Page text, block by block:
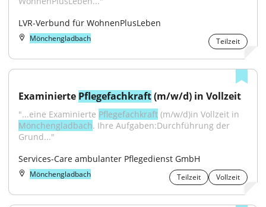
LVR-Verbund für WohnenPlusLeben
Mönchengladbach Teilzeit
Examinierte Pflegefachkraft (m/w/d) in Vollzeit
"...eine Examinierte Pflegefachkraft
Mönchengladbach. Ihre Aufgaben:Durchführung der
Grund..."
Services-Care ambulanter Pflegedienst GmbH
Mönchengladbach Teilzeit Vollzeit